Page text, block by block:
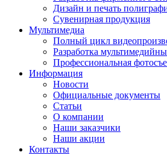
Дизайн и печать
Сувенирная продукция
Мультимедиа
Полный цикл
Разработка
Профессиональная
Информация
Новости
Официальные документы
Статьи
О компании
Наши заказчики
Наши акции
Контакты